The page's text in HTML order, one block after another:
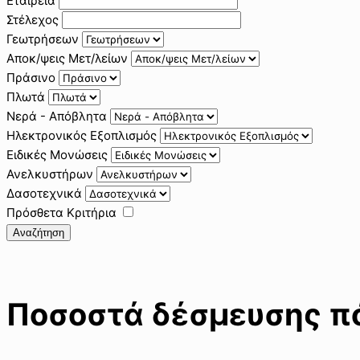
Στέλεχος
Γεωτρήσεων
Αποκ/ψεις Μετ/λείων
Πράσινο
Πλωτά
Νερά - Απόβλητα
Ηλεκτρονικός Εξοπλισμός
Ειδικές Μονώσεις
Ανελκυστήρων
Δασοτεχνικά
Πρόσθετα Κριτήρια
Αναζήτηση
Ποσοστά δέσμευσης